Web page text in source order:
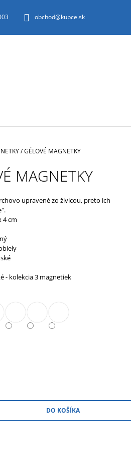
obchod@kupce.sk
/GÉLOVÉ MAGNETKY
MAGNETKY
upravené zo živicou, preto ich
4 cm
- kolekcia 3 magnetiek
DO KOŠÍKA
BARDFA VOCATA